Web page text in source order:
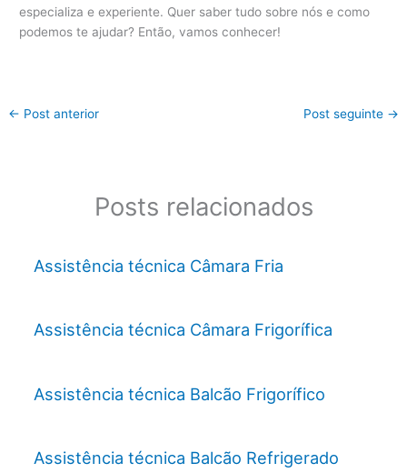
especializa e experiente. Quer saber tudo sobre nós e como
podemos te ajudar? Então, vamos conhecer!
← Post anterior Post seguinte →
Posts relacionados
Assistência técnica Câmara Fria
Assistência técnica Câmara Frigorífica
Assistência técnica Balcão Frigorífico
Assistência técnica Balcão Refrigerado